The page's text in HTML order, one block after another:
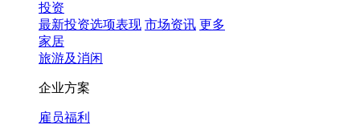
投资
最新投资选项表现 市场资讯 更多
家居
旅游及消闲
企业方案
雇员福利